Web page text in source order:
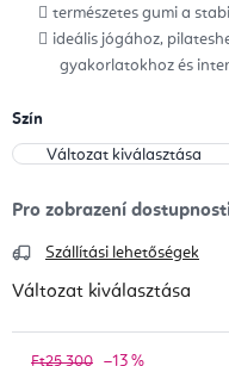
természetes gumi a
ideális jógához,
gyakorlatokhoz és
Szín
Szállítási lehetőségek
Változat kiválasztása
Ft25 300 –13 %